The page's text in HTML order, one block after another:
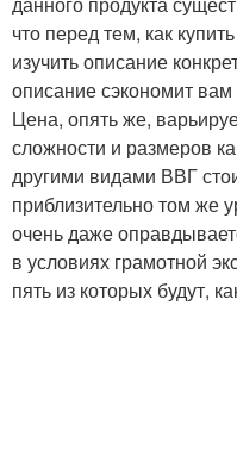
что перед тем, как
изучить описание
описание сэкономит
Цена, опять же,
сложности и размеров
другими видами ВВГ
приблизительно том же
очень даже
в условиях грамотной
пять из которых будут,